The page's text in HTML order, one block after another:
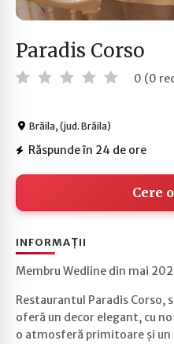
Paradis Corso
0 (0
Brăila, (jud. Brăila)
Răspunde în 24 de ore
Cere
INFORMAȚII
Membru Wedline din mai
Restaurantul Paradis Corso,
oferă un decor elegant, cu
o atmosferă primitoare și un